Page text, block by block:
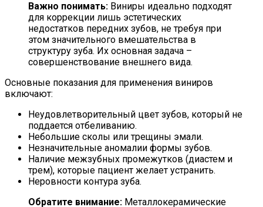
Важно понимать: Виниры идеально подходят
для коррекции лишь эстетических
недостатков передних зубов, не требуя при
этом значительного вмешательства в
структуру зуба. Их основная задача –
совершенствование внешнего вида.
Основные показания для применения виниров
включают:
Неудовлетворительный цвет зубов, который не
поддается отбеливанию.
Небольшие сколы или трещины эмали.
Незначительные аномалии формы зубов.
Наличие межзубных промежутков (диастем и
трем), которые пациент желает устранить.
Неровности контура зуба.
Обратите внимание: Металлокерамические